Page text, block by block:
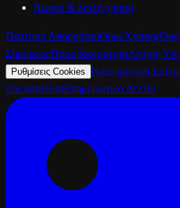
Άμυνα & διπλή χρήση
Πολιτική ΑπορρήτουΌροι Χρήσης
ΣημείωσηΠροσβασιμότηταΑίτηση
Ρυθμίσεις Cookies Ηλεκτρονική
νέα καρτέλα)Ενημερωτικό Δελτίο